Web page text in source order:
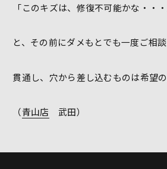
「このキズは、修復不可能かな・・・
と、その前にダメもとでも一度ご相談
貫通し、穴から差し込むものは希望
（青山店 武田）